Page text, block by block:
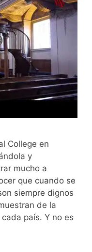
College en
y
mucho a
que cuando se
siempre dignos
de la
país. Y no es